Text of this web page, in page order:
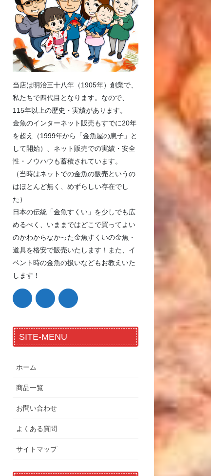
当店は明治三十八年（1905年）創業で、
私たちで四代目となります。なので、
115年以上の歴史・実績があります。
金魚のインターネット販売もすでに20年
を超え（1999年から「金魚屋の息子」と
して開始）、ネット販売での実績・安全
性・ノウハウも蓄積されています。
（当時はネットでの金魚の販売というの
はほとんど無く、めずらしい存在でし
た）
日本の伝統「金魚すくい」を少しでも広
めるべく、いままではどこで買ってよい
のかわからなかった金魚すくいの金魚・
道具を格安で販売いたします！また、イ
ベント時の金魚の扱いなどもお教えいた
します！
SITE-MENU
ホーム
商品一覧
お問い合わせ
よくある質問
サイトマップ